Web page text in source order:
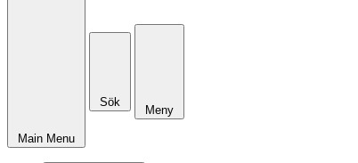
Main Menu
Sök
Meny